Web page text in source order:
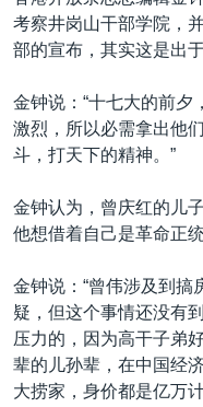
考察井岗山干部学院，
部的宣布，其实这是出
金钟说：“十七大的前夕
激烈，所以必需拿出他
斗，打天下的精神。”
金钟认为，曾庆红的儿
他想借着自己是革命正
金钟说：“曾伟涉及到搞
疑，但这个事情还没有
压力的，因为高干子弟
辈的儿孙辈，在中国经
大捞家，身价都是亿万